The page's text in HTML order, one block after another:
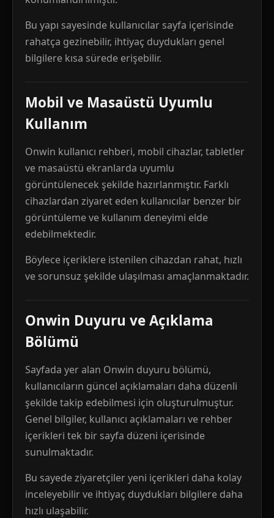
Bu yapı sayesinde kullanıcılar sayfa içerisinde
rahatça gezinebilir, ihtiyaç duydukları genel
bilgilere kısa sürede erişebilir.
Mobil ve Masaüstü Uyumlu
Kullanım
Onwin kullanıcı rehberi, mobil cihazlar, tabletler
ve masaüstü ekranlarda uyumlu
görüntülenecek şekilde hazırlanmıştır. Farklı
cihazlardan ziyaret eden kullanıcılar benzer bir
görüntüleme ve kullanım deneyimi elde
edebilmektedir.
Böylece içeriklere istenilen cihazdan rahat, hızlı
ve sorunsuz şekilde ulaşılması amaçlanmaktadır.
Onwin Duyuru ve Açıklama
Bölümü
Sayfada yer alan Onwin duyuru bölümü,
kullanıcıların güncel açıklamaları daha düzenli
şekilde takip edebilmesi için oluşturulmuştur.
Genel bilgiler, kullanıcı açıklamaları ve rehber
içerikleri tek bir sayfa düzeni içerisinde
sunulmaktadır.
Bu sayede ziyaretçiler yeni içerikleri daha kolay
inceleyebilir ve ihtiyaç duydukları bilgilere daha
hızlı ulaşabilir.